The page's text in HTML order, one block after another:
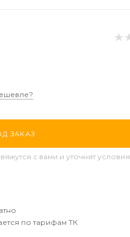
ЗАКАЗ
с вами и уточнят условия
по тарифам ТК